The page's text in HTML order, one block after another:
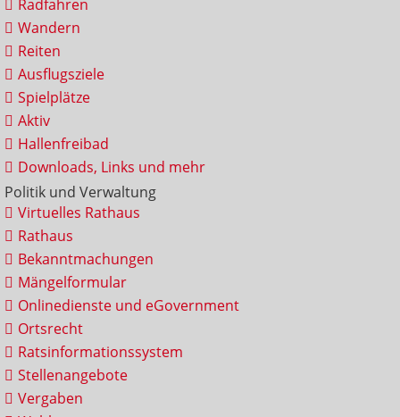
Radfahren
Wandern
Reiten
Ausflugsziele
Spielplätze
Aktiv
Hallenfreibad
Downloads, Links und mehr
Politik und Verwaltung
Virtuelles Rathaus
Rathaus
Bekanntmachungen
Mängelformular
Onlinedienste und eGovernment
Ortsrecht
Ratsinformationssystem
Stellenangebote
Vergaben